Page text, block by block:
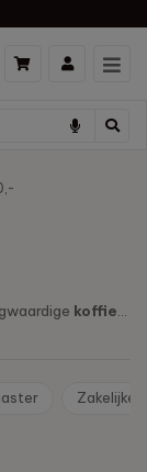
koffiemachines
Zakelijke